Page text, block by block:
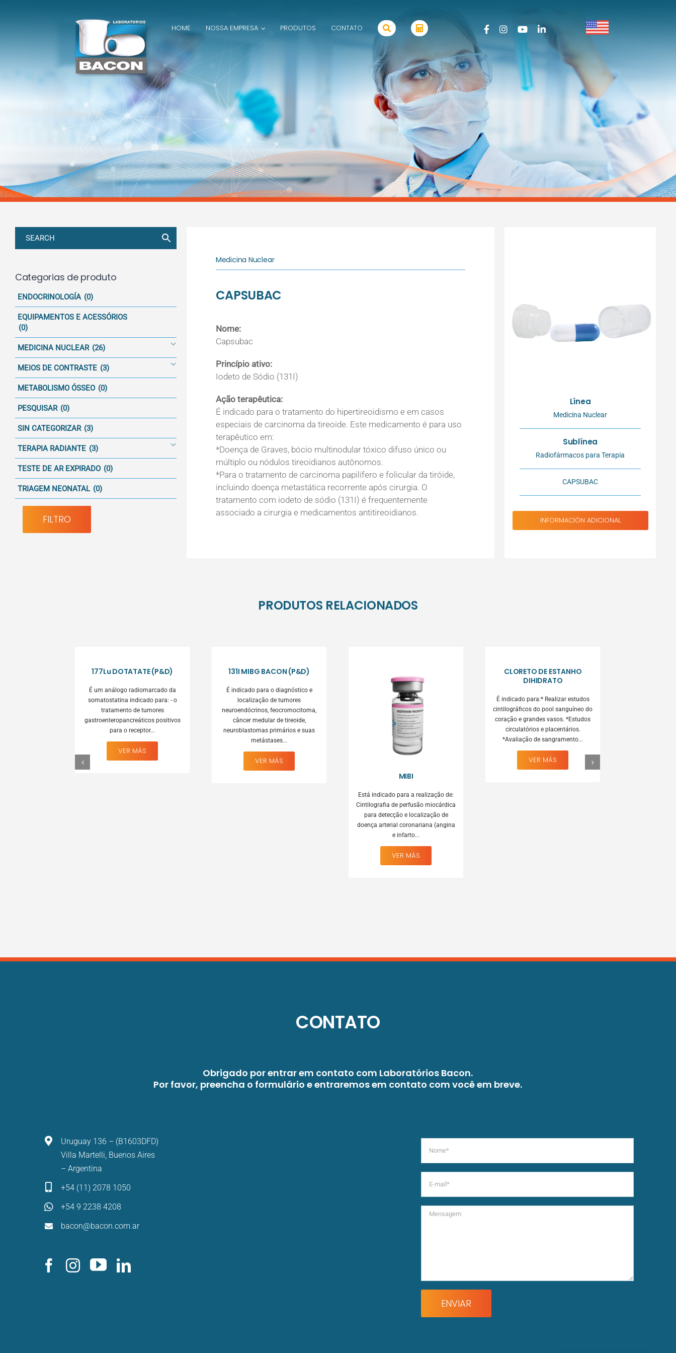
HOME NOSSA EMPRESA PRODUTOS CONTATO
Categorias de produto
ENDOCRINOLOGÍA (0)
EQUIPAMENTOS E ACESSÓRIOS
(0)
MEDICINA NUCLEAR (26)
MEIOS DE CONTRASTE (3)
METABOLISMO ÓSSEO (0)
PESQUISAR (0)
SIN CATEGORIZAR (3)
TERAPIA RADIANTE (3)
TESTE DE AR EXPIRADO (0)
TRIAGEM NEONATAL (0)
FILTRO
Medicina Nuclear
CAPSUBAC
Nome:
Capsubac
Princípio ativo:
Iodeto de Sódio (131I)
Ação terapêutica:
É indicado para o tratamento do hipertireoidismo e em casos
especiais de carcinoma da tireoide. Este medicamento é para uso
terapêutico em:
*Doença de Graves, bócio multinodular tóxico difuso único ou
múltiplo ou nódulos tireoidianos autônomos.
*Para o tratamento de carcinoma papilífero e folicular da tiróide,
incluindo doença metastática recorrente após cirurgia. O
tratamento com iodeto de sódio (131I) é frequentemente
associado a cirurgia e medicamentos antitireoidianos.
Línea
Medicina Nuclear
Sublínea
Radiofármacos para Terapia
CAPSUBAC
INFORMACIÓN ADICIONAL
PRODUTOS RELACIONADOS
177Lu DOTATATE (P&D)
É um análogo radiomarcado da
somatostatina indicado para: - o
tratamento de tumores
gastroenteropancreáticos positivos
para o receptor...
VER MÁS
131I MIBG BACON (P&D)
É indicado para o diagnóstico e
localização de tumores
neuroendócrinos, feocromocitoma,
câncer medular de tireoide,
neuroblastomas primários e suas
metástases...
VER MÁS
MIBI
Está indicado para a realização de:
Cintilografia de perfusão miocárdica
para detecção e localização de
doença arterial coronariana (angina
e infarto...
VER MÁS
CLORETO DE ESTANHO
DIHIDRATO
É indicado para:* Realizar estudos
cintilográficos do pool sanguíneo do
coração e grandes vasos. *Estudos
circulatórios e placentários.
*Avaliação de sangramento...
VER MÁS
CONTATO
Obrigado por entrar em contato com Laboratórios Bacon.
Por favor, preencha o formulário e entraremos em contato com você em breve.
Uruguay 136 – (B1603DFD)
Villa Martelli, Buenos Aires
– Argentina
+54 (11) 2078 1050
+54 9 2238 4208
bacon@bacon.com.ar